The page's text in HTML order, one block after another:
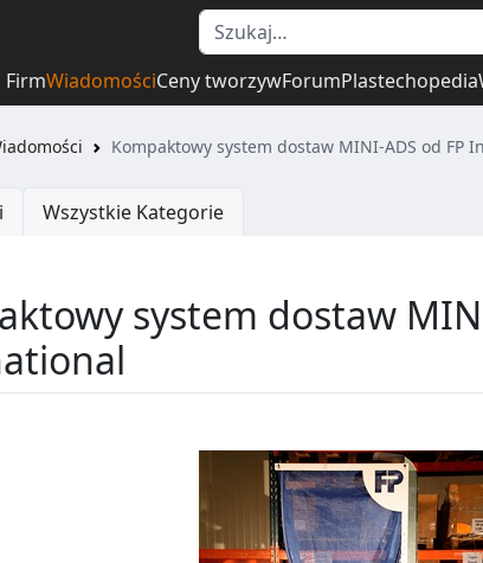
FirmWiadomościCeny tworzywForumPlastechopedia
Kompaktowy system dostaw MINI-ADS od FP
Wszystkie Kategorie
system dostaw